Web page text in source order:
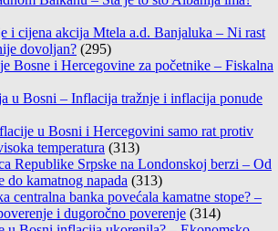
i cijena akcija Mtela a.d. Banjaluka – Ni rast
dovoljan? (295)
Bosne i Hercegovine za početnike – Fiskalna
u Bosni – Inflacija tražnje i inflacija ponude
u Bosni i Hercegovini samo rat protiv
temperatura (313)
Republike Srpske na Londonskoj berzi – Od
do kamatnog napada (313)
centralna banka povećala kamatne stope? –
i dugoročno poverenje (314)